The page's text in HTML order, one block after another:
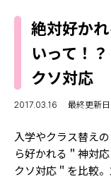
モデルの購入
おでかけ
お悩み相談
MODELS
MODEL'S
TikTok
Instagram
YouTube
FORTUNE
絶対好か
いって！
クソ対応
2017.03.16 最終更新
入学やクラス替え
ら好かれる＂神対
クソ対応＂を比較